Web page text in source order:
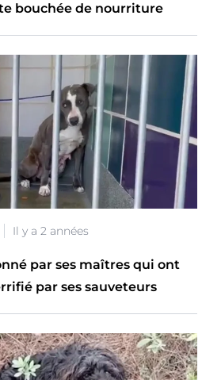
bouchée de nourriture
Il y a 2 années
par ses maîtres qui ont
par ses sauveteurs